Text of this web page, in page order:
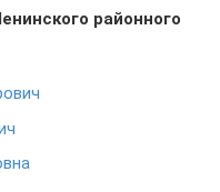
районного